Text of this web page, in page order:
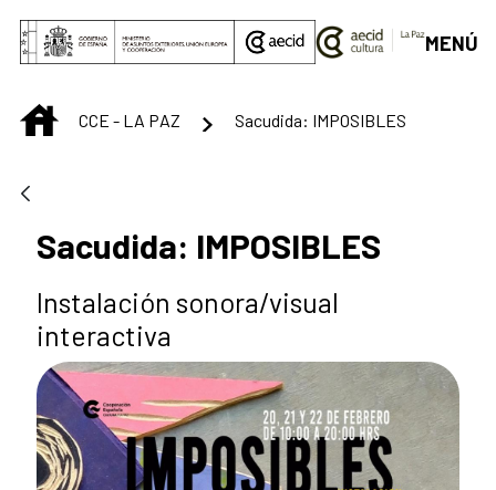
Saut au contenu principal
MENÚ
INICIOCCE - LA PAZ Sacudida: IMPOSIBLES
Sacudida: IMPOSIBLES
Instalación sonora/visual
interactiva